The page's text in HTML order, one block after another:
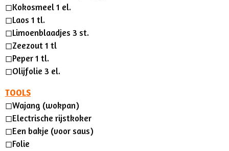
◻︎Kokosmeel 1 el.
◻︎Laos 1 tl.
◻︎Limoenblaadjes 3 st.
◻︎Zeezout 1 tl
◻︎Peper 1 tl.
◻︎Olijfolie 3 el.
TOOLS
◻︎Wajang (wokpan)
◻︎Electrische rijstkoker
◻︎Een bakje (voor saus)
◻︎Folie